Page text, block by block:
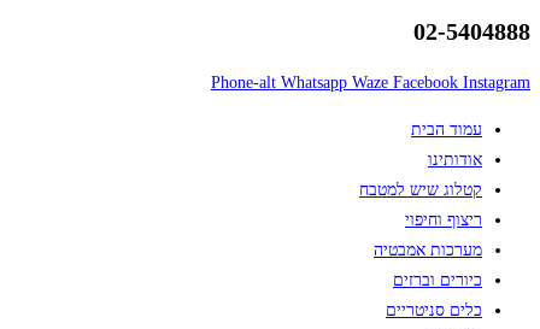
02-5404888
Phone-alt Whatsapp Waze Facebook Instagram
עמוד הבית
אודותינו
קטלוג שיש למטבח
ריצוף וחיפוי
מערכות אמבטיה
כיורים וברזים
כלים סניטריים